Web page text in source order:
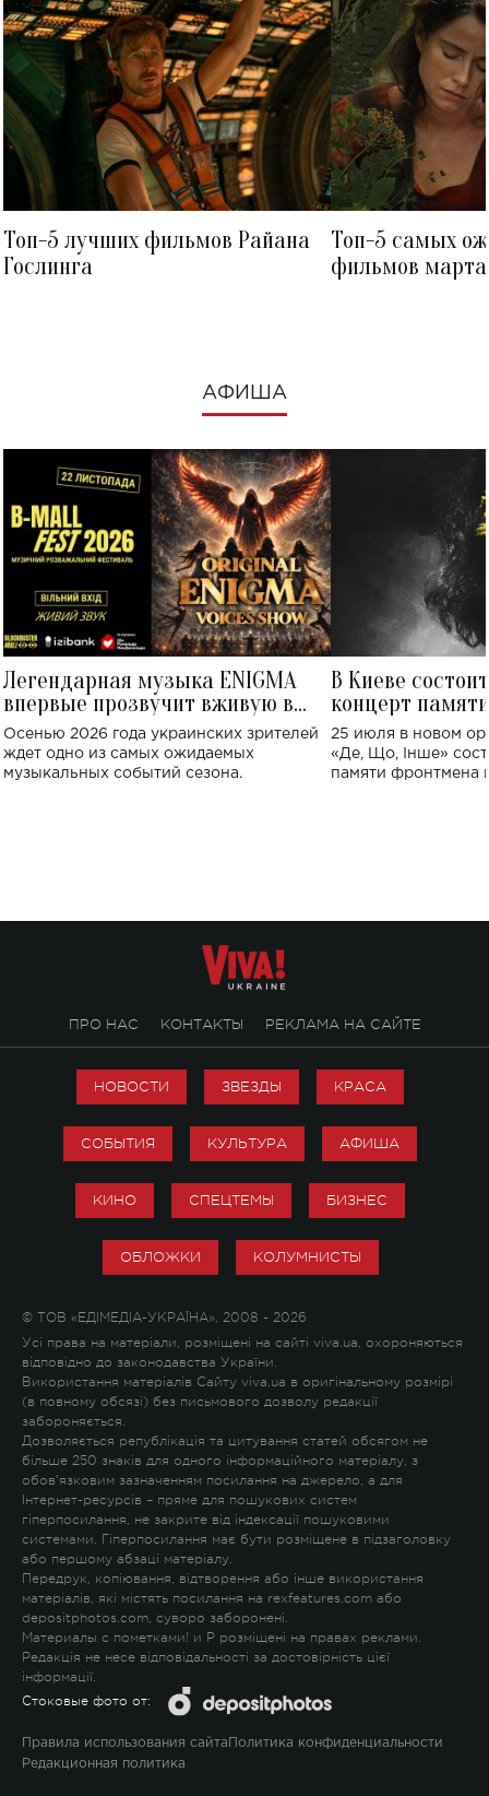
Топ-5 лучших фильмов Райана
Гослинга
Топ-5 самых
фильмов
АФИША
Легендарная музыка ENIGMA
впервые прозвучит вживую в
Украине: где состоится концерт
Осенью 2026 года украинских зрителей
ждет одно из самых ожидаемых
музыкальных событий сезона.
В Киеве
концерт
Клименко:
исполнят песни
25 июля в новом
«Де, Що, Інше»
памяти фронтмена
ПРО НАС КОНТАКТЫ РЕКЛАМА НА САЙТЕ
НОВОСТИ ЗВЕЗДЫ КРАСА
СОБЫТИЯ КУЛЬТУРА АФИША
КИНО СПЕЦТЕМЫ БИЗНЕС
ОБЛОЖКИ КОЛУМНИСТЫ
© ТОВ «ЕДІМЕДІА-УКРАЇНА», 2008 - 2026
Усі права на матеріали, розміщені на сайті viva.ua, охороняються
відповідно до законодавства України.
Використання матеріалів Сайту viva.ua в оригінальному розмірі
(в повному обсязі) без письмового дозволу редакції
забороняється.
Дозволяється републікація та цитування статей обсягом не
більше 250 знаків для одного інформаційного матеріалу, з
обов'язковим зазначенням посилання на джерело, а для
Інтернет-ресурсів – пряме для пошукових систем
гіперпосилання, не закрите від індексації пошуковими
системами. Гіперпосилання має бути розміщене в підзаголовку
або першому абзаці матеріалу.
Передрук, копіювання, відтворення або інше використання
матеріалів, які містять посилання на rexfeatures.com або
depositphotos.com, суворо заборонені.
Материалы с пометками! и P розміщені на правах реклами.
Редакція не несе відповідальності за достовірність цієї
інформації.
Стоковые фото от:
Правила использования сайта Политика конфиденциальности
Редакционная политика